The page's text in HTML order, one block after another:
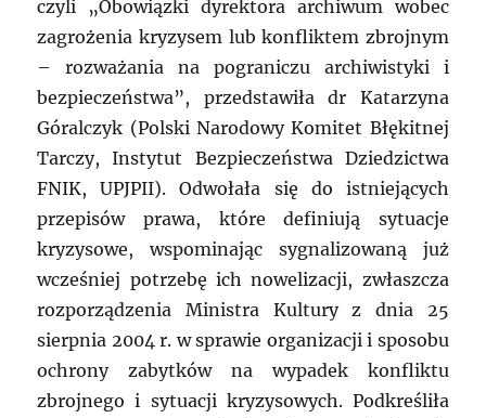
czyli „Obowiązki dyrektora archiwum wobec
zagrożenia kryzysem lub konfliktem zbrojnym
– rozważania na pograniczu archiwistyki i
bezpieczeństwa”, przedstawiła dr Katarzyna
Góralczyk (Polski Narodowy Komitet Błękitnej
Tarczy, Instytut Bezpieczeństwa Dziedzictwa
FNIK, UPJPII). Odwołała się do istniejących
przepisów prawa, które definiują sytuacje
kryzysowe, wspominając sygnalizowaną już
wcześniej potrzebę ich nowelizacji, zwłaszcza
rozporządzenia Ministra Kultury z dnia 25
sierpnia 2004 r. w sprawie organizacji i sposobu
ochrony zabytków na wypadek konfliktu
zbrojnego i sytuacji kryzysowych. Podkreśliła